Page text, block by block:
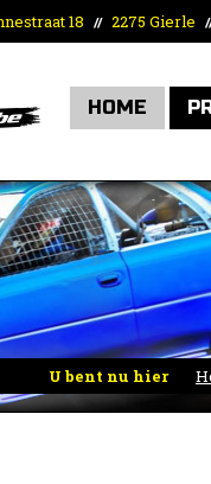
18 // 2275 Gierle
HOME
U bent nu hier